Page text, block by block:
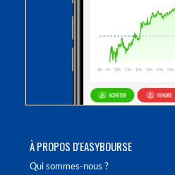
À PROPOS D'EASYBOURSE
Qui sommes-nous ?